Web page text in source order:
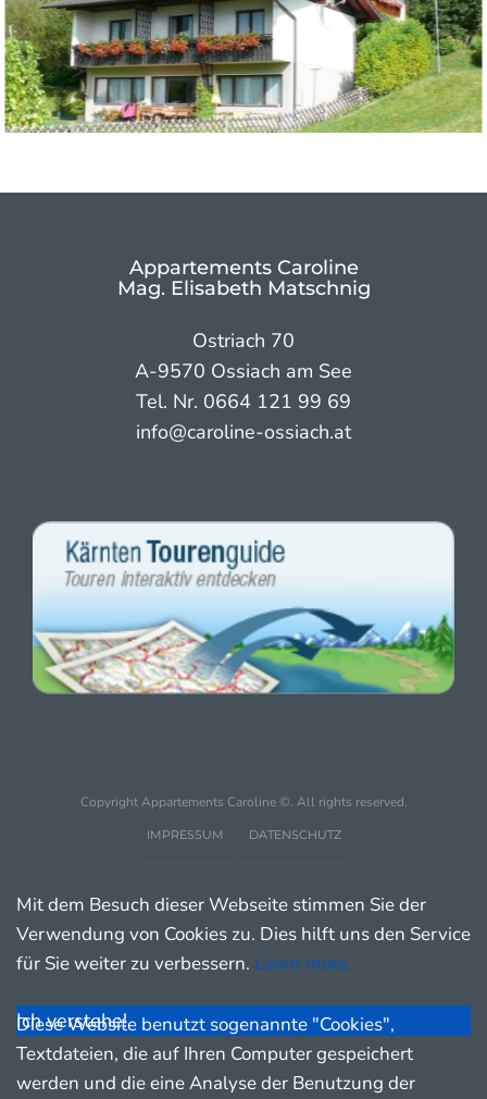
Appartements Caroline
Mag. Elisabeth Matschnig
Ostriach 70
A-9570 Ossiach am See
Tel. Nr. 0664 121 99 69
info@caroline-ossiach.at
Copyright Appartements Caroline ©. All rights reserved.
IMPRESSUM DATENSCHUTZ
Mit dem Besuch dieser Webseite stimmen Sie der
Verwendung von Cookies zu. Dies hilft uns den Service
für Sie weiter zu verbessern. Learn more
Ich verstehe!
Diese Website benutzt sogenannte "Cookies",
Textdateien, die auf Ihren Computer gespeichert
werden und die eine Analyse der Benutzung der